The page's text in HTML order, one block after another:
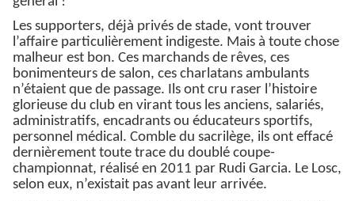
Les supporters, déjà privés de stade, vont trouver
l’affaire particulièrement indigeste. Mais à toute chose
malheur est bon. Ces marchands de rêves, ces
bonimenteurs de salon, ces charlatans ambulants
n’étaient que de passage. Ils ont cru raser l’histoire
glorieuse du club en virant tous les anciens, salariés,
administratifs, encadrants ou éducateurs sportifs,
personnel médical. Comble du sacrilège, ils ont effacé
dernièrement toute trace du doublé coupe-
championnat, réalisé en 2011 par Rudi Garcia. Le Losc,
selon eux, n’existait pas avant leur arrivée.